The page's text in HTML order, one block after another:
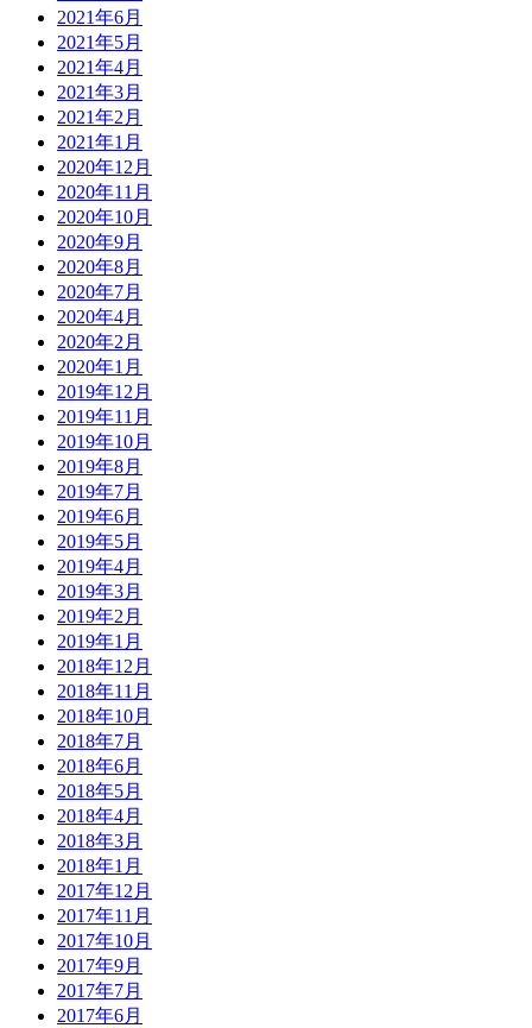
2021年6月
2021年5月
2021年4月
2021年3月
2021年2月
2021年1月
2020年12月
2020年11月
2020年10月
2020年9月
2020年8月
2020年7月
2020年4月
2020年2月
2020年1月
2019年12月
2019年11月
2019年10月
2019年8月
2019年7月
2019年6月
2019年5月
2019年4月
2019年3月
2019年2月
2019年1月
2018年12月
2018年11月
2018年10月
2018年7月
2018年6月
2018年5月
2018年4月
2018年3月
2018年1月
2017年12月
2017年11月
2017年10月
2017年9月
2017年7月
2017年6月